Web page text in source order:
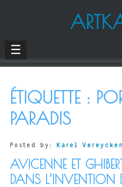
☰
ÉTIQUETTE :
PARADIS
Posted by: Karel Vereycken
AVICENNE ET
DANS L’INVENTION